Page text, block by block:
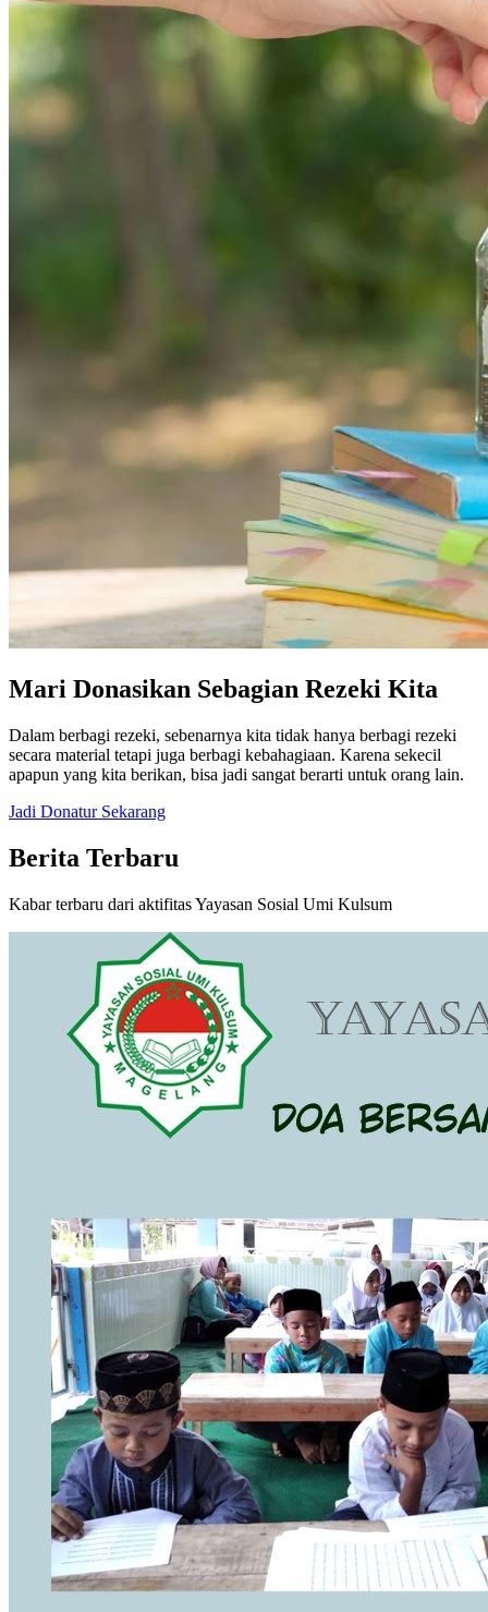
Mari Donasikan Sebagian Rezeki Kita
Dalam berbagi rezeki, sebenarnya kita tidak hanya berbagi rezeki
secara material tetapi juga berbagi kebahagiaan. Karena sekecil
apapun yang kita berikan, bisa jadi sangat berarti untuk orang lain.
Jadi Donatur Sekarang
Berita Terbaru
Kabar terbaru dari aktifitas Yayasan Sosial Umi Kulsum